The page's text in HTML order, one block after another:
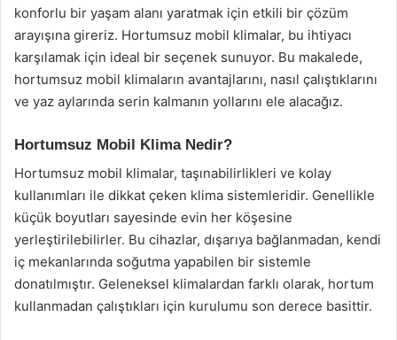
konforlu bir yaşam alanı yaratmak için etkili bir çözüm
arayışına gireriz. Hortumsuz mobil klimalar, bu ihtiyacı
karşılamak için ideal bir seçenek sunuyor. Bu makalede,
hortumsuz mobil klimaların avantajlarını, nasıl çalıştıklarını
ve yaz aylarında serin kalmanın yollarını ele alacağız.
Hortumsuz Mobil Klima Nedir?
Hortumsuz mobil klimalar, taşınabilirlikleri ve kolay
kullanımları ile dikkat çeken klima sistemleridir. Genellikle
küçük boyutları sayesinde evin her köşesine
yerleştirilebilirler. Bu cihazlar, dışarıya bağlanmadan, kendi
iç mekanlarında soğutma yapabilen bir sistemle
donatılmıştır. Geleneksel klimalardan farklı olarak, hortum
kullanmadan çalıştıkları için kurulumu son derece basittir.